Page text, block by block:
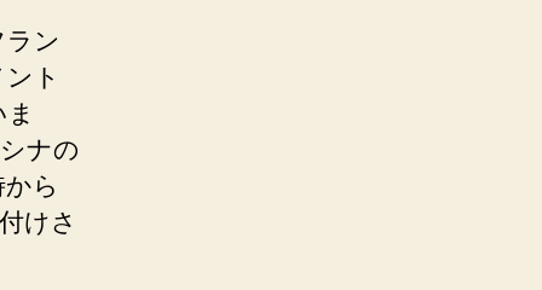
ン
ト
ナの
ら
けさ